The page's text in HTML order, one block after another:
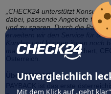
Unvergleichlich
Mit dem Klick auf „geht
„CHECK24 unterstützt
dabei, passende Angebote für
und zu sparen. Durch die
erweitern wir den Service für
Kunden und können ihnen noch
machen“, so Florian Reichert,
Über PAYBACK: